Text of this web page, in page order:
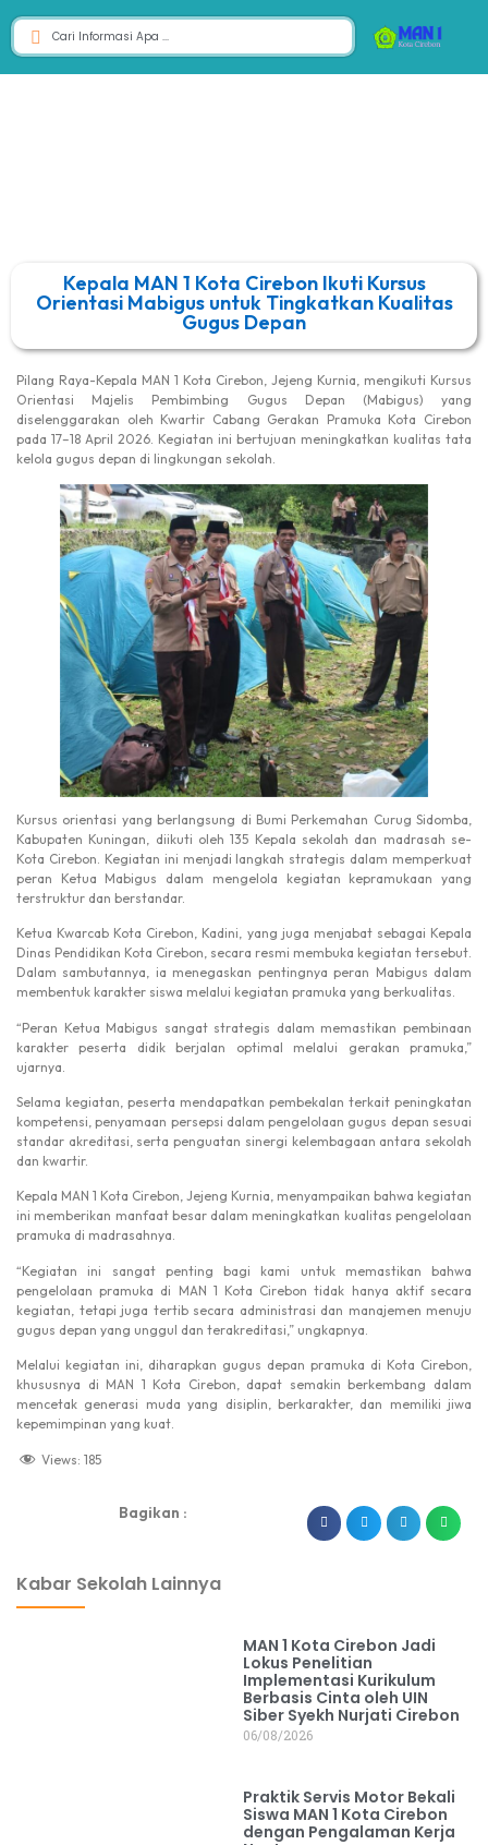
Kepala MAN 1 Kota Cirebon Ikuti Kursus
Orientasi Mabigus untuk Tingkatkan Kualitas
Gugus Depan
Pilang Raya-Kepala MAN 1 Kota Cirebon, Jejeng Kurnia, mengikuti Kursus
Orientasi Majelis Pembimbing Gugus Depan (Mabigus) yang
diselenggarakan oleh Kwartir Cabang Gerakan Pramuka Kota Cirebon
pada 17–18 April 2026. Kegiatan ini bertujuan meningkatkan kualitas tata
kelola gugus depan di lingkungan sekolah.
Kursus orientasi yang berlangsung di Bumi Perkemahan Curug Sidomba,
Kabupaten Kuningan, diikuti oleh 135 Kepala sekolah dan madrasah se-
Kota Cirebon. Kegiatan ini menjadi langkah strategis dalam memperkuat
peran Ketua Mabigus dalam mengelola kegiatan kepramukaan yang
terstruktur dan berstandar.
Ketua Kwarcab Kota Cirebon, Kadini, yang juga menjabat sebagai Kepala
Dinas Pendidikan Kota Cirebon, secara resmi membuka kegiatan tersebut.
Dalam sambutannya, ia menegaskan pentingnya peran Mabigus dalam
membentuk karakter siswa melalui kegiatan pramuka yang berkualitas.
“Peran Ketua Mabigus sangat strategis dalam memastikan pembinaan
karakter peserta didik berjalan optimal melalui gerakan pramuka,”
ujarnya.
Selama kegiatan, peserta mendapatkan pembekalan terkait peningkatan
kompetensi, penyamaan persepsi dalam pengelolaan gugus depan sesuai
standar akreditasi, serta penguatan sinergi kelembagaan antara sekolah
dan kwartir.
Kepala MAN 1 Kota Cirebon, Jejeng Kurnia, menyampaikan bahwa kegiatan
ini memberikan manfaat besar dalam meningkatkan kualitas pengelolaan
pramuka di madrasahnya.
“Kegiatan ini sangat penting bagi kami untuk memastikan bahwa
pengelolaan pramuka di MAN 1 Kota Cirebon tidak hanya aktif secara
kegiatan, tetapi juga tertib secara administrasi dan manajemen menuju
gugus depan yang unggul dan terakreditasi,” ungkapnya.
Melalui kegiatan ini, diharapkan gugus depan pramuka di Kota Cirebon,
khususnya di MAN 1 Kota Cirebon, dapat semakin berkembang dalam
mencetak generasi muda yang disiplin, berkarakter, dan memiliki jiwa
kepemimpinan yang kuat.
Views: 185
Bagikan :
Kabar Sekolah Lainnya
MAN 1 Kota Cirebon Jadi
Lokus Penelitian
Implementasi Kurikulum
Berbasis Cinta oleh UIN
Siber Syekh Nurjati Cirebon
06/08/2026
Praktik Servis Motor Bekali
Siswa MAN 1 Kota Cirebon
dengan Pengalaman Kerja